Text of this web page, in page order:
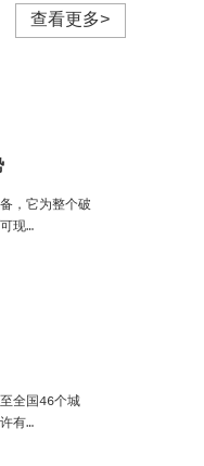
查看更多>
，它为整个破
现…
全国46个城
有…